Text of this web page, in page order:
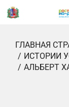
ГЛАВНАЯ
ИСТОРИИ
АЛЬБЕРТ